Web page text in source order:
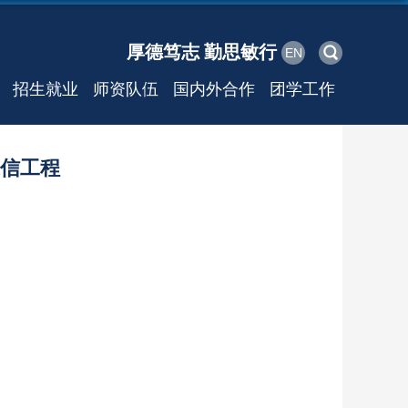
厚德笃志 勤思敏行 EN
招生就业 师资队伍 国内外合作 团学工作
工程